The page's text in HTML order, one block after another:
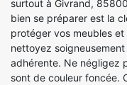
surtout à Givrand,
bien se préparer est la
protéger vos meubles
nettoyez
adhérente. Ne négligez
sont de couleur foncée.